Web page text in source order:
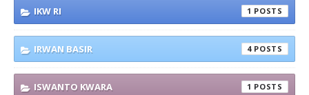
IKW RI 1
IRWAN BASIR 4
ISWANTO KWARA 1